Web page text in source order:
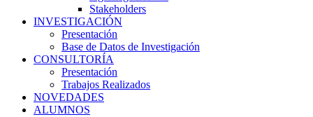
Stakeholders
INVESTIGACIÓN
Presentación
Base de Datos de Investigación
CONSULTORÍA
Presentación
Trabajos Realizados
NOVEDADES
ALUMNOS